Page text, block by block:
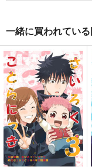
一緒に買われてい